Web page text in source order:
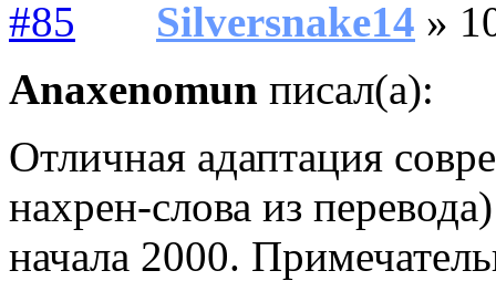
Silversnake14 »
Anaxenomun писал(а):
Отличная адаптация
нахрен-слова из
начала 2000.